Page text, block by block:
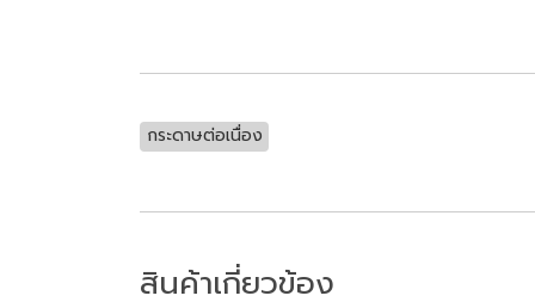
กระดาษต่อเนื่อง
สินค้าเกี่ยวข้อง